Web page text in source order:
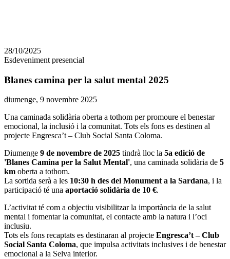
en
altres
socials
28/10/2025
Esdeveniment presencial
Blanes camina per la salut mental 2025
Data
l'esdeveniment:
diumenge, 9 novembre 2025
Una caminada solidària oberta a tothom per promoure el benestar
emocional, la inclusió i la comunitat. Tots els fons es destinen al
projecte Engresca’t – Club Social Santa Coloma.
Diumenge 9 de novembre de 2025 tindrà lloc la 5a edició de
'Blanes Camina per la Salut Mental', una caminada solidària de 5
km oberta a tothom.
La sortida serà a les 10:30 h des del Monument a la Sardana, i la
participació té una aportació solidària de 10 €.
L’activitat té com a objectiu visibilitzar la importància de la salut
mental i fomentar la comunitat, el contacte amb la natura i l’oci
inclusiu.
Tots els fons recaptats es destinaran al projecte Engresca’t – Club
Social Santa Coloma, que impulsa activitats inclusives i de benestar
emocional a la Selva interior.